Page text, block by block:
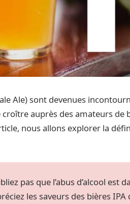
Ale) sont devenues
croître auprès des amateurs
nous allons explorer la
pas que l’abus d’alcool
les saveurs des bières